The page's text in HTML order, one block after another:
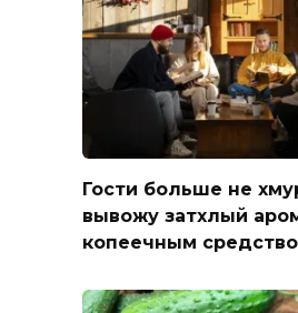
Гости больше не
вывожу затхлый
копеечным